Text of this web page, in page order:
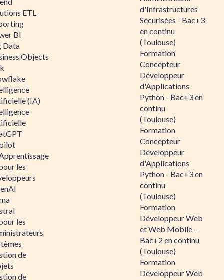
ETL
BI
Data
Objects
(IA)
les
les
de
de
d'Infrastructures
Sécurisées - Bac+3
en continu
(Toulouse)
Formation
Concepteur
Développeur
d'Applications
Python - Bac+3 en
continu
(Toulouse)
Formation
Concepteur
Développeur
d'Applications
Python - Bac+3 en
continu
(Toulouse)
Formation
Développeur Web
et Web Mobile –
Bac+2 en continu
(Toulouse)
Formation
Développeur Web